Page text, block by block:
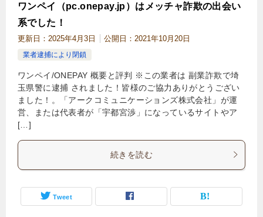
ワンペイ（pc.onepay.jp）はメッチャ詐欺の出会い
系でした！
更新日： 2025年4月3日 公開日： 2021年10月20日
業者逮捕により閉鎖
ワンペイ/ONEPAY 概要と評判 ※この業者は 副業詐欺で埼
玉県警に逮捕 されました！皆様のご協力ありがとうござい
ました！。「アークコミュニケーションズ株式会社」が運
営、または代表者が「宇都宮渉」になっているサイトやア
[…]
続きを読む
Tweet